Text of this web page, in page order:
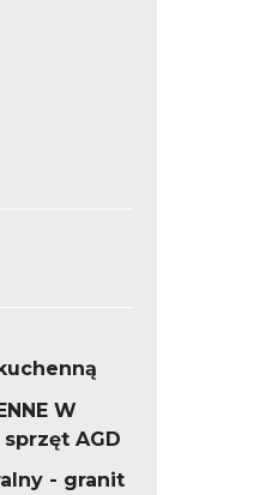
W
sprzęt AGD
- granit